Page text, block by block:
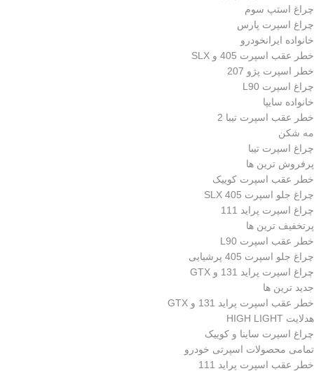
چراغ استپ سوم
چراغ اسپرت پارس
خانواده ایرانخودرو
خطر عقب اسپرت 405 و SLX
خطر اسپرت پژو 207
چراغ اسپرت L90
خانواده سایپا
خطر عقب اسپرت تیبا 2
مه شکن
چراغ اسپرت تیبا
پرفروش ترین ها
خطر عقب اسپرت کوییک
چراغ جلو اسپرت 405 SLX
چراغ اسپرت پراید 111
پرتخفیف ترین ها
خطر عقب اسپرت L90
چراغ جلو اسپرت 405 پرشیایی
چراغ اسپرت پراید 131 و GTX
جدید ترین ها
خطر عقب اسپرت پراید 131 و GTX
هدلایت HIGH LIGHT
چراغ اسپرت ساینا و کوییک
تمامی محصولات اسپرتی خودرو
خطر عقب اسپرت پراید 111